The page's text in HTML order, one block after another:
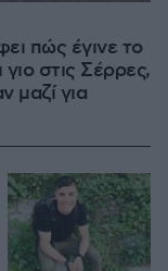
πώς έγινε το
στις Σέρρες,
μαζί για